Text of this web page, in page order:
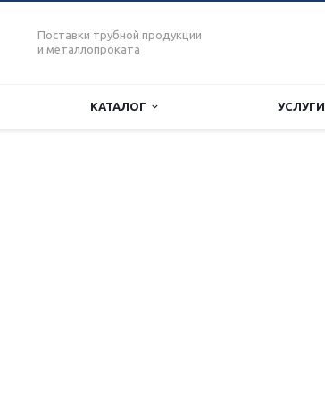
Поставки трубной продукции
и металлопроката
КАТАЛОГ УСЛУГИ